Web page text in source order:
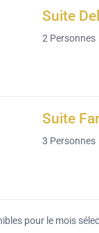
Suite
2 Personnes
Suite
3 Personnes
pour le mois